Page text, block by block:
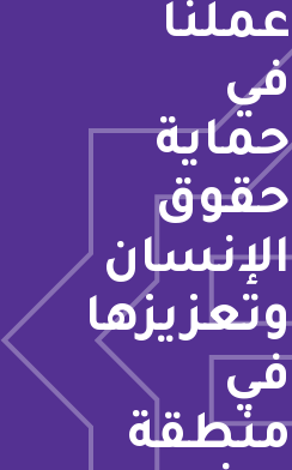
عملنا
في
حماية
حقوق
الإنسان
وتعزيزها
في
منطقة